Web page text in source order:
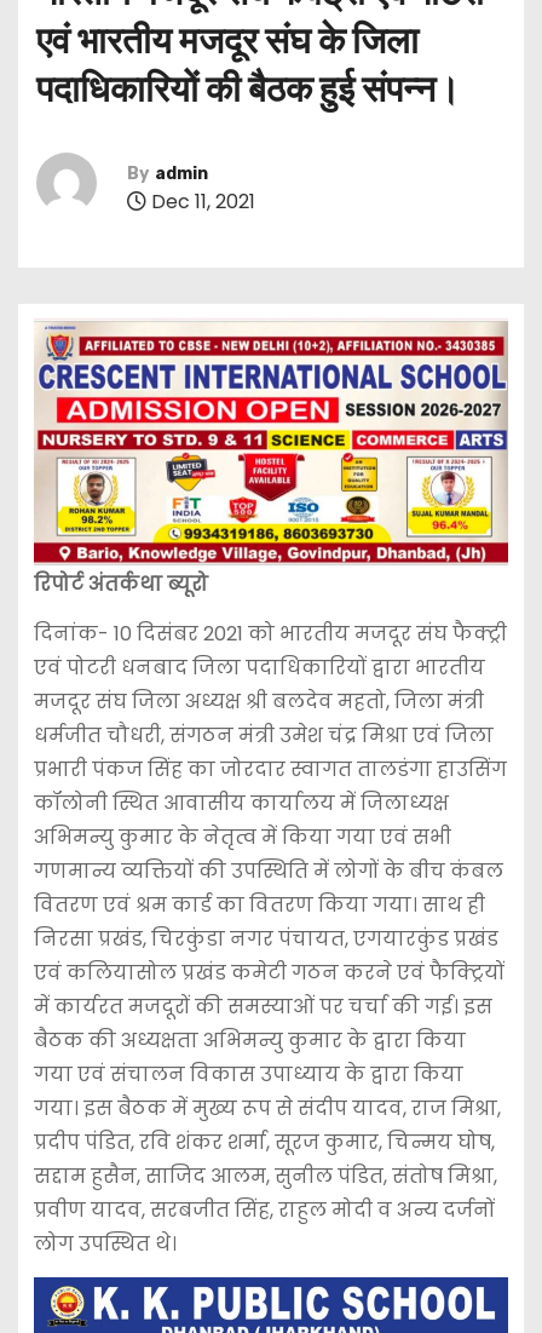
एवं भारतीय मजदूर संघ के जिला
पदाधिकारियों की बैठक हुई संपन्न।
By admin
Dec 11, 2021
रिपोर्ट अंतर्कथा ब्यूरो
दिनांक- 10 दिसंबर 2021 को भारतीय मजदूर संघ फैक्ट्री
एवं पोटरी धनबाद जिला पदाधिकारियों द्वारा भारतीय
मजदूर संघ जिला अध्यक्ष श्री बलदेव महतो, जिला मंत्री
धर्मजीत चौधरी, संगठन मंत्री उमेश चंद्र मिश्रा एवं जिला
प्रभारी पंकज सिंह का जोरदार स्वागत तालडंगा हाउसिंग
कॉलोनी स्थित आवासीय कार्यालय में जिलाध्यक्ष
अभिमन्यु कुमार के नेतृत्व में किया गया एवं सभी
गणमान्य व्यक्तियों की उपस्थिति में लोगों के बीच कंबल
वितरण एवं श्रम कार्ड का वितरण किया गया। साथ ही
निरसा प्रखंड, चिरकुंडा नगर पंचायत, एगयारकुंड प्रखंड
एवं कलियासोल प्रखंड कमेटी गठन करने एवं फैक्ट्रियों
में कार्यरत मजदूरों की समस्याओं पर चर्चा की गई। इस
बैठक की अध्यक्षता अभिमन्यु कुमार के द्वारा किया
गया एवं संचालन विकास उपाध्याय के द्वारा किया
गया। इस बैठक में मुख्य रूप से संदीप यादव, राज मिश्रा,
प्रदीप पंडित, रवि शंकर शर्मा, सूरज कुमार, चिन्मय घोष,
सद्दाम हुसैन, साजिद आलम, सुनील पंडित, संतोष मिश्रा,
प्रवीण यादव, सरबजीत सिंह, राहुल मोदी व अन्य दर्जनों
लोग उपस्थित थे।